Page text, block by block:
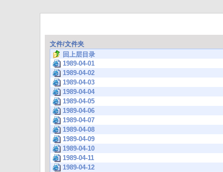
文件/文件夹
回上层目录
1989-04-01
1989-04-02
1989-04-03
1989-04-04
1989-04-05
1989-04-06
1989-04-07
1989-04-08
1989-04-09
1989-04-10
1989-04-11
1989-04-12